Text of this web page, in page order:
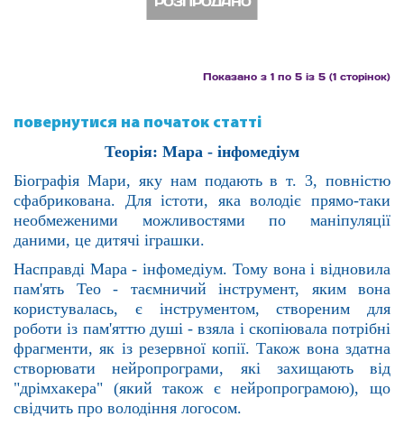
Показано з 1 по 5 із 5 (1 сторінок)
повернутися на початок статті
Теорія: Мара - інфомедіум
Біографія Мари, яку нам подають в т. 3, повністю
сфабрикована. Для істоти, яка володіє прямо-таки
необмеженими можливостями по маніпуляції
даними, це дитячі іграшки.
Насправді Мара - інфомедіум. Тому вона і відновила
пам'ять Тео - таємничий інструмент, яким вона
користувалась, є інструментом, створеним для
роботи із пам'яттю душі - взяла і скопіювала потрібні
фрагменти, як із резервної копії. Також вона здатна
створювати нейропрограми, які захищають від
"дрімхакера" (який також є нейропрограмою), що
свідчить про володіння логосом.